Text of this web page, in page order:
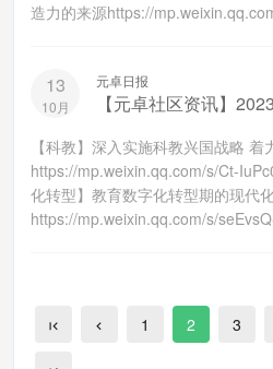
造力的来源https://
13
10月
元卓日报
【元卓社区资讯】
【科教】深入实施科教兴国战略
https://mp.weixin.qq.com/s/Ct-
化转型】教育数字化转型期的现代
https://mp.weixin.qq.com/s/
1 2 3